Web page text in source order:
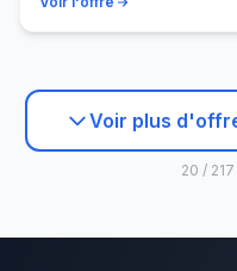
Voir plus
20 /